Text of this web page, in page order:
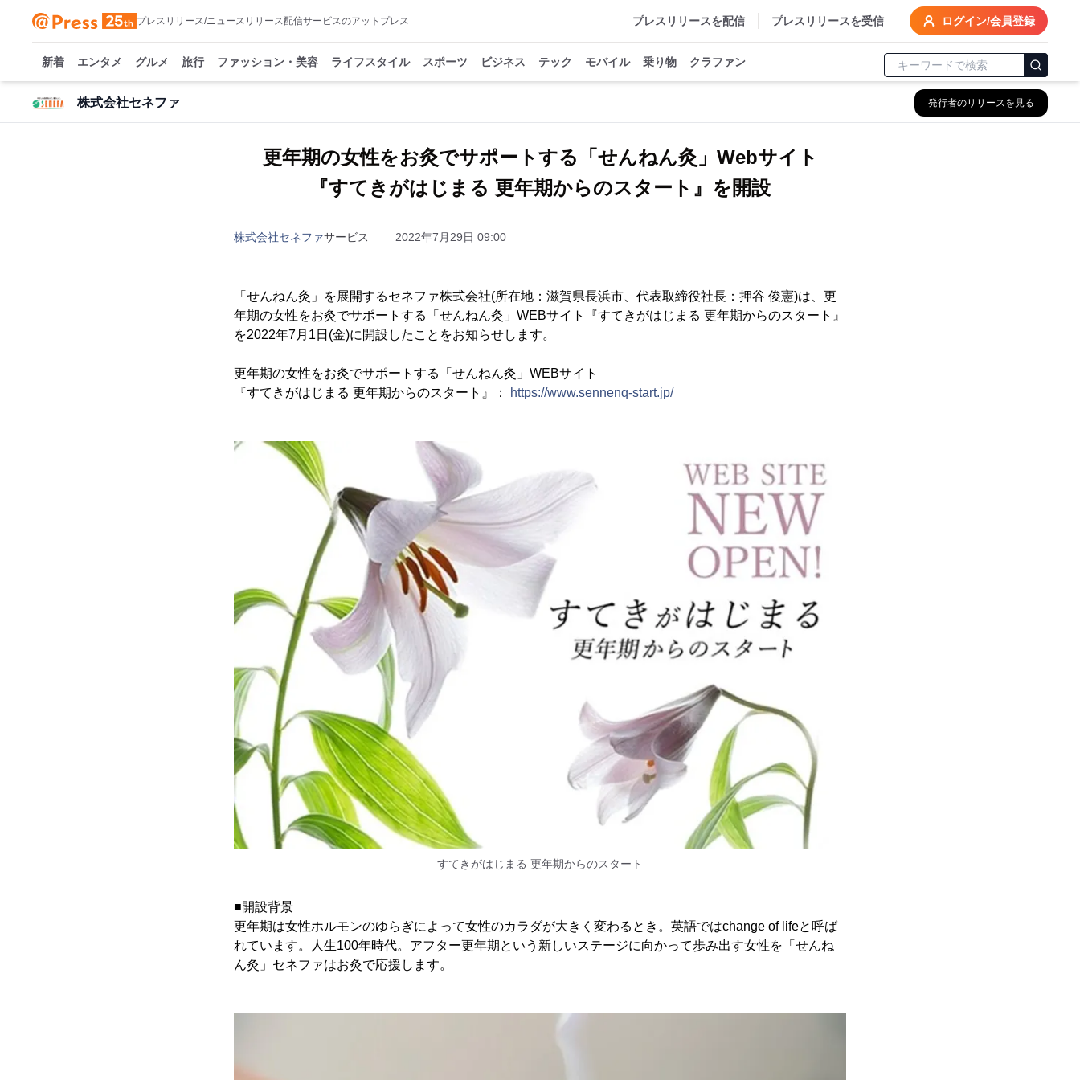
プレスリリース/ニュースリリース配信サービスのアットプレス プレスリリースを配信 プレスリリースを受信 ログイン/会員登録
新着 エンタメ グルメ 旅行 ファッション・美容 ライフスタイル スポーツ ビジネス テック モバイル 乗り物 クラファン
株式会社セネファ 発行者のリリースを見る
更年期の女性をお灸でサポートする「せんねん灸」Webサイト
『すてきがはじまる 更年期からのスタート』を開設
株式会社セネファサービス 2022年7月29日 09:00
「せんねん灸」を展開するセネファ株式会社(所在地：滋賀県長浜市、代表取締役社長：押谷 俊憲)は、更
年期の女性をお灸でサポートする「せんねん灸」WEBサイト『すてきがはじまる 更年期からのスタート』
を2022年7月1日(金)に開設したことをお知らせします。
更年期の女性をお灸でサポートする「せんねん灸」WEBサイト
『すてきがはじまる 更年期からのスタート』：
https://www.sennenq-start.jp/
すてきがはじまる 更年期からのスタート
■開設背景
更年期は女性ホルモンのゆらぎによって女性のカラダが大きく変わるとき。英語ではchange of lifeと呼ば
れています。人生100年時代。アフター更年期という新しいステージに向かって歩み出す女性を「せんね
ん灸」セネファはお灸で応援します。